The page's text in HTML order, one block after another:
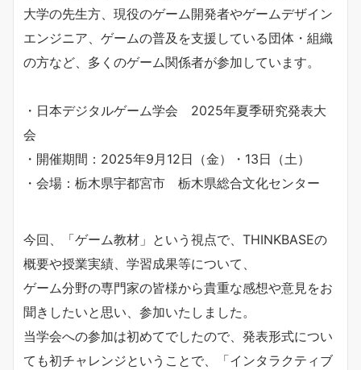
大学の先生方、現役のゲーム開発者やゲームデザイン
エンジニア、ゲームの普及を支援している団体・組織
の方など、多くのゲーム関係者が参加しています。
・日本デジタルゲーム学会 2025年夏季研究発表大
会
・開催期間：2025年9月12日（金）・13日（土）
・会場：栃木県宇都宮市 栃木県総合文化センター
今回、「ゲーム教材」という視点で、THINKBASEの
概要や授業実績、学習成果等について、
ゲーム分野の専門家の皆様から貴重な感想や意見をお
聞きしたいと思い、参加いたしました。
当学会への参加は初めてでしたので、発表形式につい
ても初チャレンジということで、「インタラクティブ